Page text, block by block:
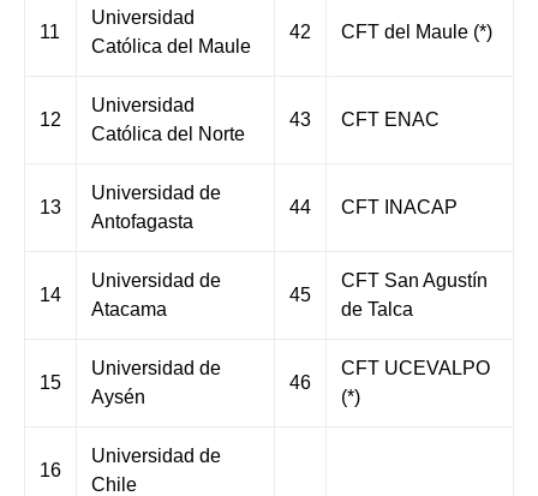
11
Universidad
Católica del Maule
42 CFT del Maule (*)
12
Universidad
Católica del Norte
43 CFT ENAC
13
Universidad de
Antofagasta
44 CFT INACAP
14
Universidad de
Atacama
45
CFT San Agustín
de Talca
15
Universidad de
Aysén
46
CFT UCEVALPO
(*)
16
Universidad de
Chile